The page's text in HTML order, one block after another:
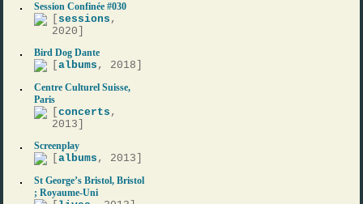
Session Confinée #030
sessions ,
2020]
Bird Dog Dante
[albums , 2018]
Centre Culturel Suisse,
Paris
[concerts ,
2013]
Screenplay
[albums , 2013]
St George’s Bristol, Bristol
; Royaume-Uni